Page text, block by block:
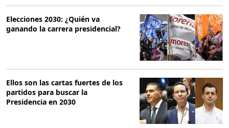
Elecciones 2030: ¿Quién va
ganando la carrera presidencial?
Ellos son las cartas fuertes de los
partidos para buscar la
Presidencia en 2030